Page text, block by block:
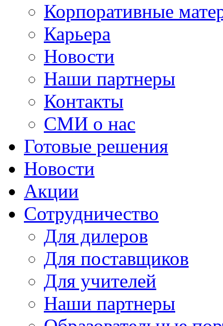
Корпоративные
Карьера
Новости
Наши партнеры
Контакты
СМИ о нас
Готовые решения
Новости
Акции
Сотрудничество
Для дилеров
Для поставщиков
Для учителей
Наши партнеры